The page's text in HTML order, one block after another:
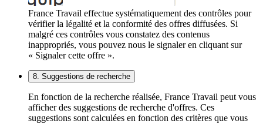
France Travail effectue systématiquement des contrôles pour
vérifier la légalité et la conformité des offres diffusées. Si
malgré ces contrôles vous constatez des contenus
inappropriés, vous pouvez nous le signaler en cliquant sur
« Signaler cette offre ».
8. Suggestions de recherche
En fonction de la recherche réalisée, France Travail peut vous
afficher des suggestions de recherche d'offres. Ces
suggestions sont calculées en fonction des critères que vous